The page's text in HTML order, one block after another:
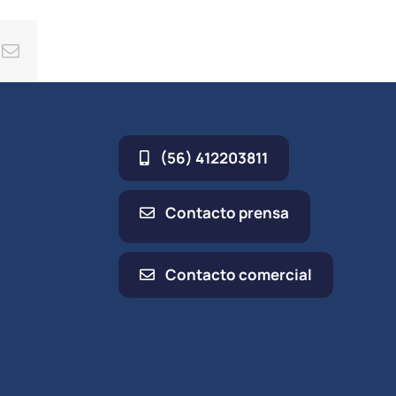
Correo
(56) 412203811
Contacto prensa
Contacto comercial